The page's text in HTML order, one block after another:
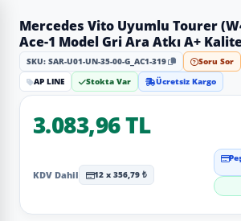
Mercedes Vito Uyumlu Tourer
Ace-1 Model Gri Ara Atkı A+
SKU: SAR-U01-UN-35-00-G_AC1-319 Soru Sor
AP LINE
Stokta Var Ücretsiz Kargo
3.083,96 TL
KDV Dahil 12 x 356,79 ₺